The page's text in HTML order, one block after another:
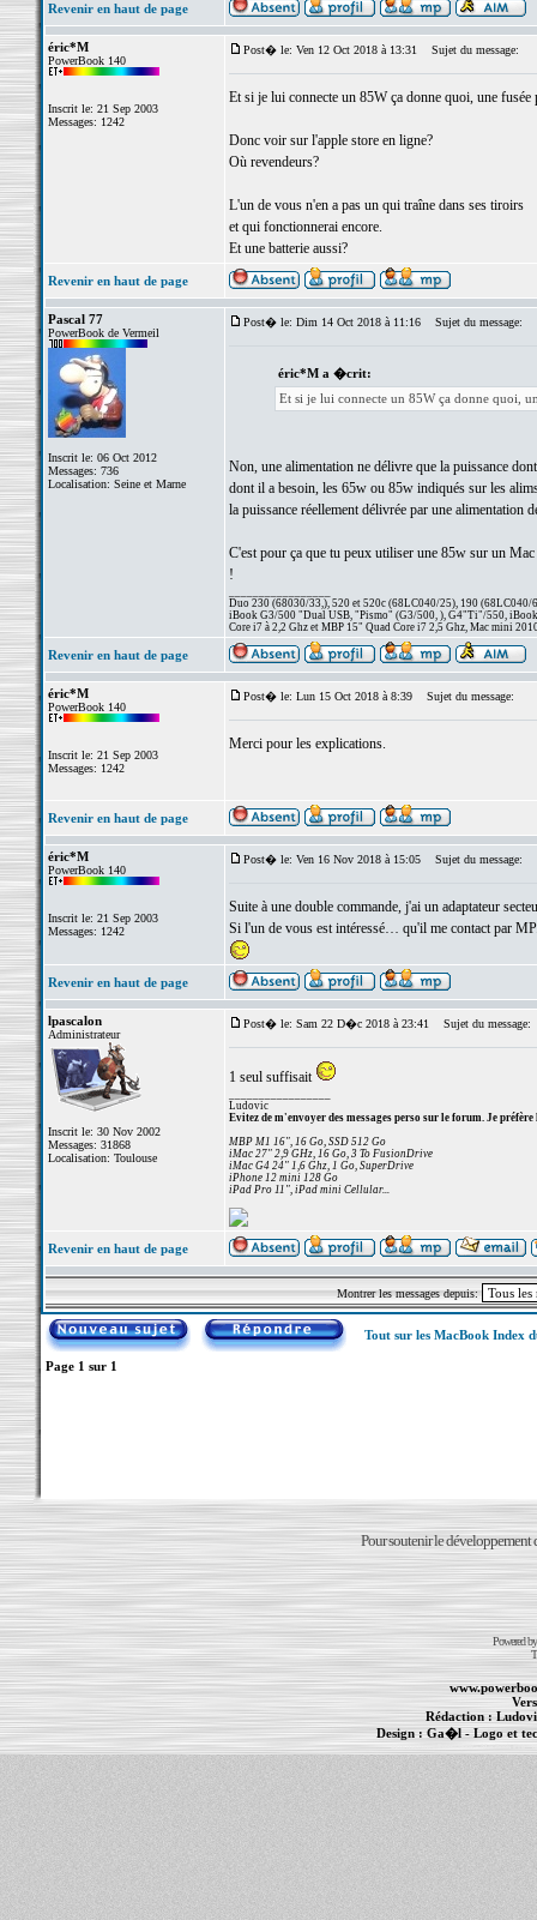
Revenir en haut de page
éric*M
PowerBook 140
Inscrit le: 21 Sep 2003
Messages: 1242
Post� le: Ven 12 Oct 2018 à 13:31 Sujet du message:
Et si je lui connecte un 85W ça donne quoi, une fusée
Donc voir sur l'apple store en ligne?
Où revendeurs?
L'un de vous n'en a pas un qui traîne dans ses tiroirs
et qui fonctionnerai encore.
Et une batterie aussi?
Revenir en haut de page
Pascal 77
PowerBook de Vermeil
Inscrit le: 06 Oct 2012
Messages: 736
Localisation: Seine et Marne
Post� le: Dim 14 Oct 2018 à 11:16 Sujet du message:
éric*M a �crit:
Et si je lui connecte un 85W ça donne quoi,
Non, une alimentation ne délivre que la puissance
dont il a besoin, les 65w ou 85w indiqués sur les
la puissance réellement délivrée par une alimentation
C'est pour ça que tu peux utiliser une 85w sur un
!
Duo 230 (68030/33,), 520 et 520c (68LC040/25), 190 (68LC040/
iBook G3/500 "Dual USB, "Pismo" (G3/500, ), G4"Ti"/550,
Core i7 à 2,2 Ghz et MBP 15" Quad Core i7 2,5 Ghz, Mac mini
Revenir en haut de page
éric*M
PowerBook 140
Inscrit le: 21 Sep 2003
Messages: 1242
Post� le: Lun 15 Oct 2018 à 8:39 Sujet du message:
Merci pour les explications.
Revenir en haut de page
éric*M
PowerBook 140
Inscrit le: 21 Sep 2003
Messages: 1242
Post� le: Ven 16 Nov 2018 à 15:05 Sujet du message:
Suite à une double commande, j'ai un adaptateur
Si l'un de vous est intéressé… qu'il me contact par
Revenir en haut de page
lpascalon
Administrateur
Inscrit le: 30 Nov 2002
Messages: 31868
Localisation: Toulouse
Post� le: Sam 22 D�c 2018 à 23:41 Sujet du message:
1 seul suffisait
Ludovic
Evitez de m'envoyer des messages perso sur le forum. Je préfère
MBP M1 16", 16 Go, SSD 512 Go
iMac 27" 2,9 GHz, 16 Go, 3 To FusionDrive
iMac G4 24" 1,6 Ghz, 1 Go, SuperDrive
iPhone 12 mini 128 Go
iPad Pro 11", iPad mini Cellular...
Revenir en haut de page
Montrer les messages depuis:
Tout sur les MacBook Index
Page 1 sur 1
Pour soutenir le développement
Powered
Rédaction :
Design :Ga�l- Logo et
MacBook Pro